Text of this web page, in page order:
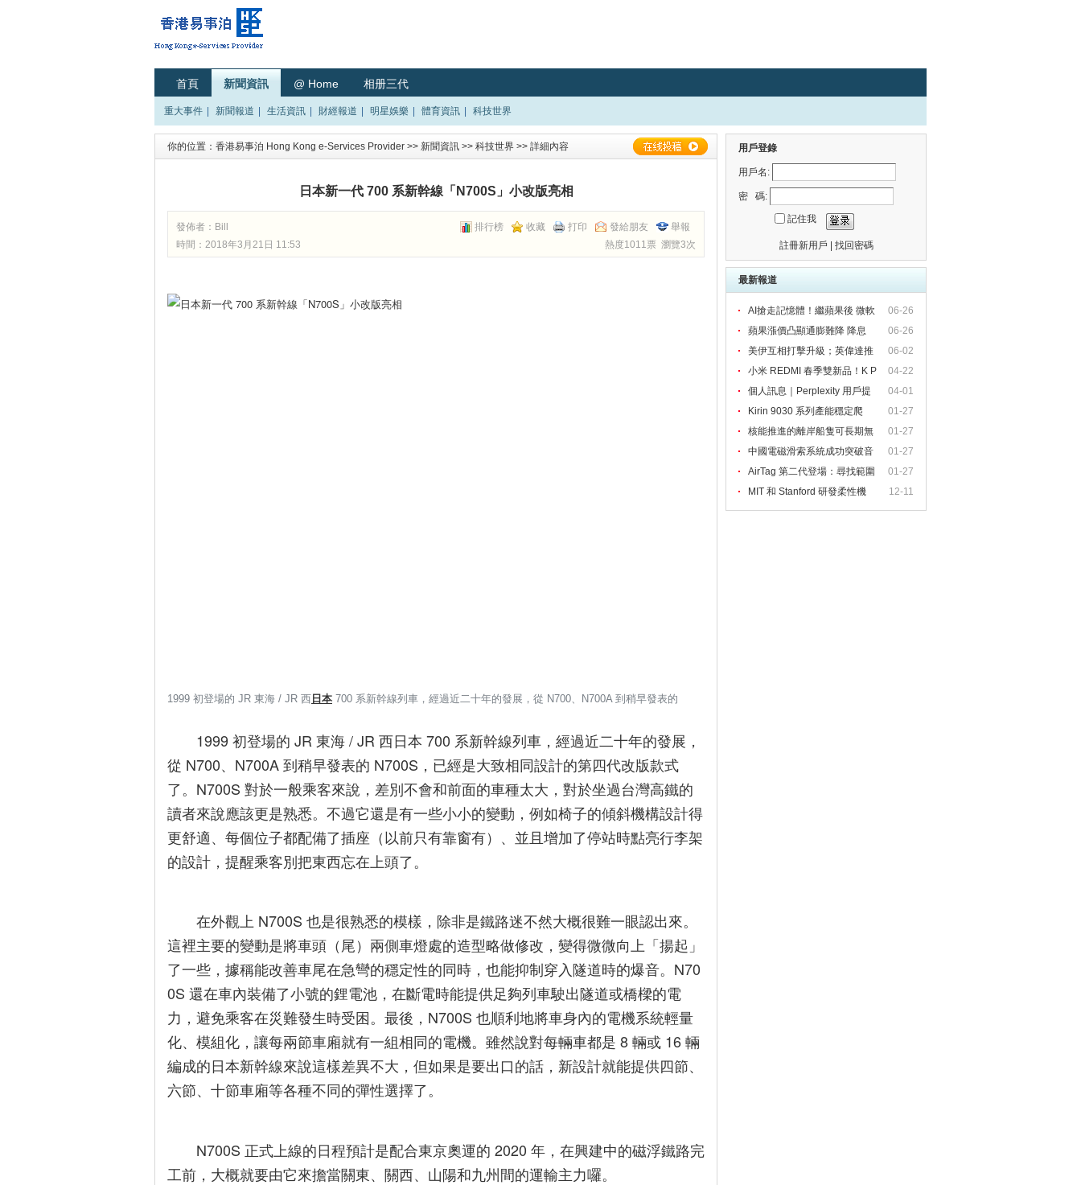
首頁 新聞資訊 @ Home 相册三代
重大事件 新聞報道 生活資訊 財經報道 明星娛樂 體育資訊 科技世界
你的位置： 香港易事泊 Hong Kong e-Services Provider >> 新聞資訊 >> 科技世界 >> 詳細內容
日本新一代 700 系新幹線「N700S」小改版亮相
排行榜 收藏 打印 發給朋友 舉報
發佈者： Bill
熱度1011票 瀏覽3次
時間：2018年3月21日 11:53
1999 初登場的 JR 東海 / JR 西 日本 700 系新幹線列車，經過近二十年的發展，從 N700、N700A 到稍早發表的
1999 初登場的 JR 東海 / JR 西日本 700 系新幹線列車，經過近二十年的發展，
從 N700、N700A 到稍早發表的 N700S，已經是大致相同設計的第四代改版款式
了。N700S 對於一般乘客來說，差別不會和前面的車種太大，對於坐過台灣高鐵的
讀者來說應該更是熟悉。不過它還是有一些小小的變動，例如椅子的傾斜機構設計得
更舒適、每個位子都配備了插座（以前只有靠窗有）、並且增加了停站時點亮行李架
的設計，提醒乘客別把東西忘在上頭了。
在外觀上 N700S 也是很熟悉的模樣，除非是鐵路迷不然大概很難一眼認出來。
這裡主要的變動是將車頭（尾）兩側車燈處的造型略做修改，變得微微向上「揚起」
了一些，據稱能改善車尾在急彎的穩定性的同時，也能抑制穿入隧道時的爆音。N70
0S 還在車內裝備了小號的鋰電池，在斷電時能提供足夠列車駛出隧道或橋樑的電
力，避免乘客在災難發生時受困。最後，N700S 也順利地將車身內的電機系統輕量
化、模組化，讓每兩節車廂就有一組相同的電機。雖然說對每輛車都是 8 輛或 16 輛
編成的日本新幹線來說這樣差異不大，但如果是要出口的話，新設計就能提供四節、
六節、十節車廂等各種不同的彈性選擇了。
N700S 正式上線的日程預計是配合東京奧運的 2020 年，在興建中的磁浮鐵路完
工前，大概就要由它來擔當關東、關西、山陽和九州間的運輸主力囉。
用戶登錄
用戶名:
密 碼:
記住我
註冊新用戶 找回密碼
最新報道
06-26
AI搶走記憶體！繼蘋果後 微軟
06-26
蘋果漲價凸顯通膨難降 降息
06-02
美伊互相打擊升級；英偉達推
出
04-22
小米 REDMI 春季雙新品！K P
ad
04-01
個人訊息｜Perplexity 用戶提
01-27
Kirin 9030 系列產能穩定爬
01-27
核能推進的離岸船隻可長期無
01-27
中國電磁滑索系統成功突破音
01-27
AirTag 第二代登場：尋找範圍
12-11
MIT 和 Stanford 研發柔性機